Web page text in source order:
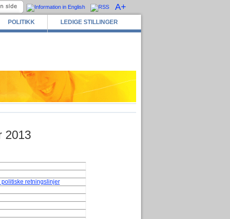
POLITIKK LEDIGE STILLINGER
A+
2013
retningslinjer